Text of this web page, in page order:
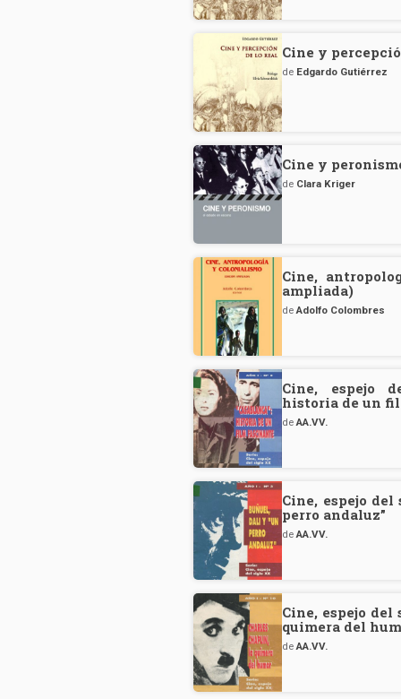
Cine y
de Edgardo Gutiérrez
Cine y
de Clara Kriger
Cine,
ampliada)
deAdolfo Colombres
Cine, espejo
historia de un
deAA.VV.
Cine, espejo
perro andaluz”
deAA.VV.
Cine, espejo
quimera del
deAA.VV.